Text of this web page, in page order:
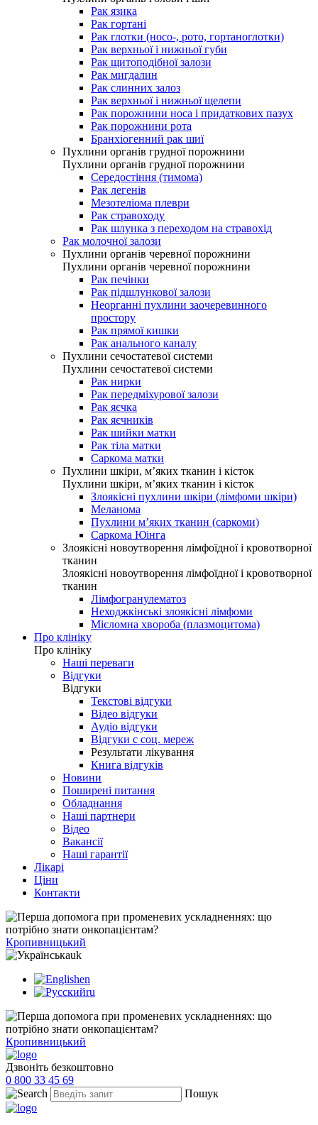
Рак язика
Рак гортані
Рак глотки (носо-, рото, гортаноглотки)
Рак верхньої і нижньої губи
Рак щитоподібної залози
Рак мигдалин
Рак слинних залоз
Рак верхньої і нижньої щелепи
Рак порожнини носа і придаткових пазух
Рак порожнини рота
Бранхіогенний рак шиї
Пухлини органів грудної порожнини
Пухлини органів грудної порожнини
Середостіння (тимома)
Рак легенів
Мезотеліома плеври
Рак стравоходу
Рак шлунка з переходом на стравохід
Рак молочної залози
Пухлини органів черевної порожнини
Пухлини органів черевної порожнини
Рак печінки
Рак підшлункової залози
Неорганні пухлини заочеревинного
простору
Рак прямої кишки
Рак анального каналу
Пухлини сечостатевої системи
Пухлини сечостатевої системи
Рак нирки
Рак передміхурової залози
Рак яєчка
Рак яєчників
Рак шийки матки
Рак тіла матки
Саркома матки
Пухлини шкіри, м’яких тканин і кісток
Пухлини шкіри, м’яких тканин і кісток
Злоякісні пухлини шкіри (лімфоми шкіри)
Меланома
Пухлини м’яких тканин (саркоми)
Саркома Юінга
Злоякісні новоутворення лімфоїдної і кровотворної
тканин
Злоякісні новоутворення лімфоїдної і кровотворної
тканин
Лімфогранулематоз
Неходжкінські злоякісні лімфоми
Мієломна хвороба (плазмоцитома)
Про клініку
Про клініку
Наші переваги
Відгуки
Відгуки
Текстові відгуки
Відео відгуки
Аудіо відгуки
Відгуки с соц. мереж
Результати лікування
Книга відгуків
Новини
Поширені питання
Обладнання
Наші партнери
Відео
Вакансії
Наші гарантії
Лікарі
Ціни
Контакти
Кропивницький
uk
en
ru
Кропивницький
Дзвоніть безкоштовно
0 800 33 45 69
Пошук